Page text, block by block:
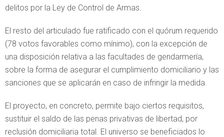
delitos por la Ley de Control de Armas.
El resto del articulado fue ratificado con el quórum requerido
(78 votos favorables como mínimo), con la excepción de
una disposición relativa a las facultades de gendarmería,
sobre la forma de asegurar el cumplimiento domiciliario y las
sanciones que se aplicarán en caso de infringir la medida.
El proyecto, en concreto, permite bajo ciertos requisitos,
sustituir el saldo de las penas privativas de libertad, por
reclusión domiciliaria total. El universo se beneficiados lo